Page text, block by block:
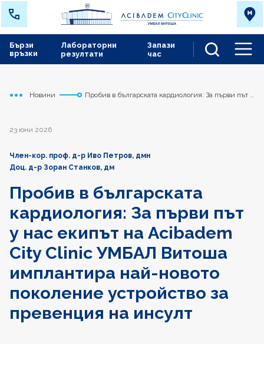
Лабораторни
резултати
Запази
час
Бързи
връзки
Начало
Сърдечно съдов център
Новини
Пробив в българската кардиология: За първи път у
23 юни 2026
Член-кор. проф. д-р Иво Петров, дмн
Доц. д-р Зоран Станков, дм
Пробив в българската
кардиология: За първи път
у нас екипът на Acibadem
City Clinic УМБАЛ Витоша
имплантира най-новото
поколение устройство за
превенция на инсулт